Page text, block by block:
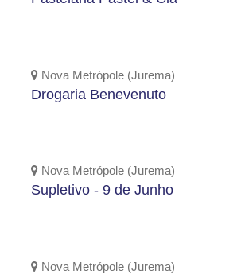
Nova Metrópole (Jurema)
Drogaria Benevenuto
Nova Metrópole (Jurema)
Supletivo - 9 de Junho
Nova Metrópole (Jurema)